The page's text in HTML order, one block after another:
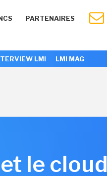
PARTENAIRES
LMI LMI MAG
le cloud